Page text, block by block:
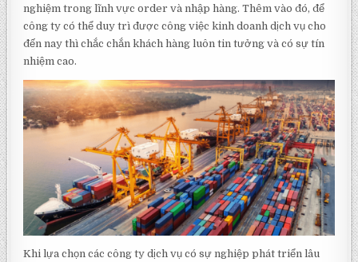
nghiệm trong lĩnh vực order và nhập hàng. Thêm vào đó, để
công ty có thể duy trì được công việc kinh doanh dịch vụ cho
đến nay thì chắc chắn khách hàng luôn tin tưởng và có sự tín
nhiệm cao.
Khi lựa chọn các công ty dịch vụ có sự nghiệp phát triển lâu